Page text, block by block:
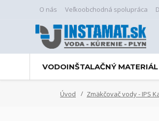
O nás Veľkoobchodná spolupráca
VODOINŠTALAČNÝ MATERIÁL
Úvod Zmäkčovač vody - IPS